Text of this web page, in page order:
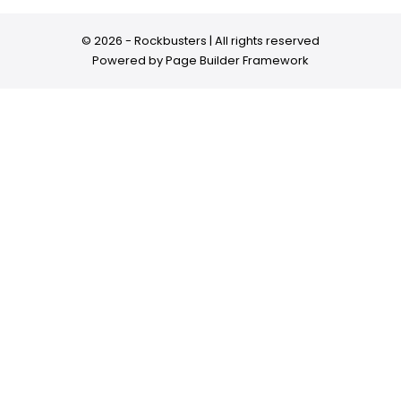
© 2026 - Rockbusters | All rights reserved
Powered byPage Builder Framework